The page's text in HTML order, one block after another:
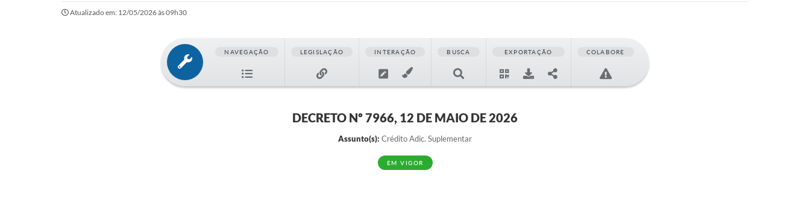
Atualizado em: 12/05/2026 às 09h30
NAVEGAÇÃO LEGISLAÇÃO INTERAÇÃO BUSCA EXPORTAÇÃO COLABORE
DECRETO Nº 7966, 12 DE MAIO DE 2026
Assunto(s): Crédito Adic. Suplementar
EM VIGOR